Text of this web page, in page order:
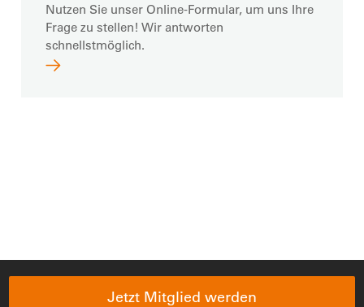
Nutzen Sie unser Online-Formular, um uns Ihre
Frage zu stellen! Wir antworten
schnellstmöglich.
Jetzt Mitglied werden